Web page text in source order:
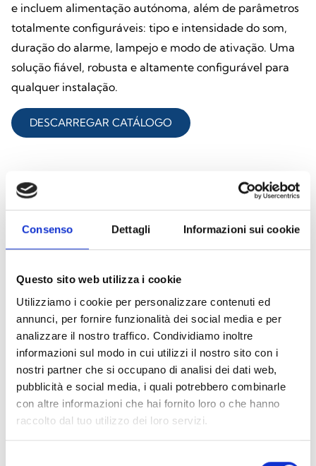
Consenso Dettagli Informazioni sui cookie
Questo sito web utilizza i cookie
Utilizziamo i cookie per personalizzare contenuti ed
annunci, per fornire funzionalità dei social media e per
analizzare il nostro traffico. Condividiamo inoltre
informazioni sul modo in cui utilizzi il nostro sito con i
nostri partner che si occupano di analisi dei dati web,
pubblicità e social media, i quali potrebbero combinarle
con altre informazioni che hai fornito loro o che hanno
raccolto dal tuo utilizzo dei loro servizi.
e incluem alimentação autónoma, além de parâmetros
totalmente configuráveis: tipo e intensidade do som,
duração do alarme, lampejo e modo de ativação. Uma
solução fiável, robusta e altamente configurável para
qualquer instalação.
DESCARREGAR CATÁLOGO
Explore todos os produtos
Air2-DS100/W
Air2-Hedera